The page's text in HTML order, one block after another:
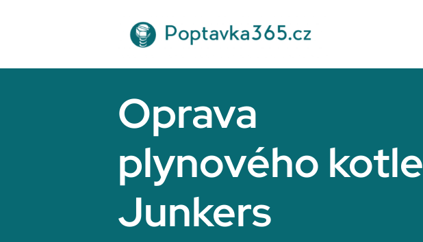
Oprava
plynového kotle
Junkers